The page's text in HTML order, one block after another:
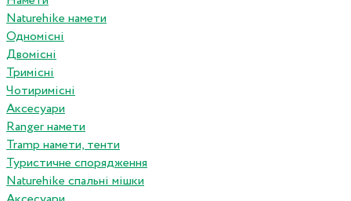
Naturehike намети
Одномісні
Двомісні
Тримісні
Чотиримісні
Аксесуари
Ranger намети
Tramp намети, тенти
Туристичне спорядження
Naturehike спальні мішки